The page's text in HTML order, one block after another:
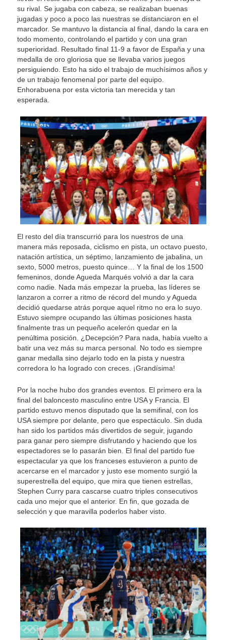
su rival. Se jugaba con cabeza, se realizaban buenas
jugadas y poco a poco las nuestras se distanciaron en el
marcador. Se mantuvo la distancia al final, dando la cara en
todo momento, controlando el partido y con una gran
superioridad. Resultado final 11-9 a favor de España y una
medalla de oro gloriosa que se llevaba varios juegos
persiguiendo. Esto ha sido el trabajo de muchísimos años y
de un trabajo fenomenal por parte del equipo.
Enhorabuena por esta victoria tan merecida y tan
esperada.
El resto del día transcurrió para los nuestros de una
manera más reposada, ciclismo en pista, un octavo puesto,
natación artística, un séptimo, lanzamiento de jabalina, un
sexto, 5000 metros, puesto quince… Y la final de los 1500
femeninos, donde Agueda Marqués volvió a dar la cara
como nadie. Nada más empezar la prueba, las líderes se
lanzaron a correr a ritmo de récord del mundo y Agueda
decidió quedarse atrás porque aquel ritmo no era lo suyo.
Estuvo siempre ocupando las últimas posiciones hasta
finalmente tras un pequeño acelerón quedar en la
penúltima posición. ¿Decepción? Para nada, había vuelto a
batir una vez más su marca personal. No todo es siempre
ganar medalla sino dejarlo todo en la pista y nuestra
corredora lo ha logrado con creces. ¡Grandísima!
Por la noche hubo dos grandes eventos. El primero era la
final del baloncesto masculino entre USA y Francia. El
partido estuvo menos disputado que la semifinal, con los
USA siempre por delante, pero que espectáculo. Sin duda
han sido los partidos más divertidos de seguir, jugando
para ganar pero siempre disfrutando y haciendo que los
espectadores se lo pasarán bien. El final del partido fue
espectacular ya que los franceses estuvieron a punto de
acercarse en el marcador y justo ese momento surgió la
superestrella del equipo, que mira que tienen estrellas,
Stephen Curry para cascarse cuatro triples consecutivos
cada uno mejor que el anterior. En fin, que gozada de
selección y que maravilla poderlos haber visto.